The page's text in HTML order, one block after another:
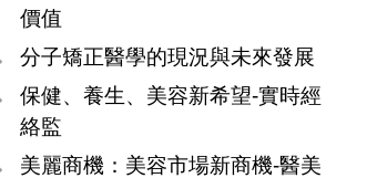
價值
分子矯正醫學的現況與未來發展
保健、養生、美容新希望-實時經
絡監
美麗商機：美容市場新商機-醫美